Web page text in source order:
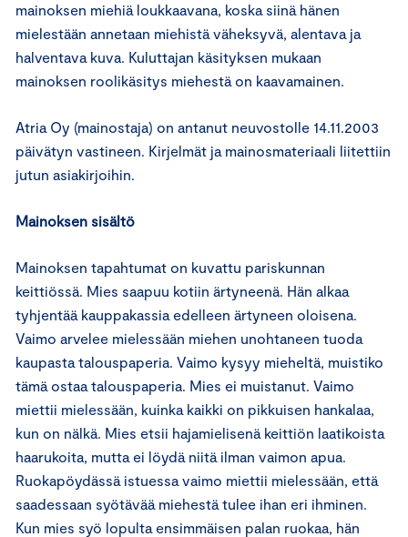
mainoksen miehiä loukkaavana, koska siinä hänen
mielestään annetaan miehistä väheksyvä, alentava ja
halventava kuva. Kuluttajan käsityksen mukaan
mainoksen roolikäsitys miehestä on kaavamainen.
Atria Oy (mainostaja) on antanut neuvostolle 14.11.2003
päivätyn vastineen. Kirjelmät ja mainosmateriaali liitettiin
jutun asiakirjoihin.
Mainoksen sisältö
Mainoksen tapahtumat on kuvattu pariskunnan
keittiössä. Mies saapuu kotiin ärtyneenä. Hän alkaa
tyhjentää kauppakassia edelleen ärtyneen oloisena.
Vaimo arvelee mielessään miehen unohtaneen tuoda
kaupasta talouspaperia. Vaimo kysyy mieheltä, muistiko
tämä ostaa talouspaperia. Mies ei muistanut. Vaimo
miettii mielessään, kuinka kaikki on pikkuisen hankalaa,
kun on nälkä. Mies etsii hajamielisenä keittiön laatikoista
haarukoita, mutta ei löydä niitä ilman vaimon apua.
Ruokapöydässä istuessa vaimo miettii mielessään, että
saadessaan syötävää miehestä tulee ihan eri ihminen.
Kun mies syö lopulta ensimmäisen palan ruokaa, hän